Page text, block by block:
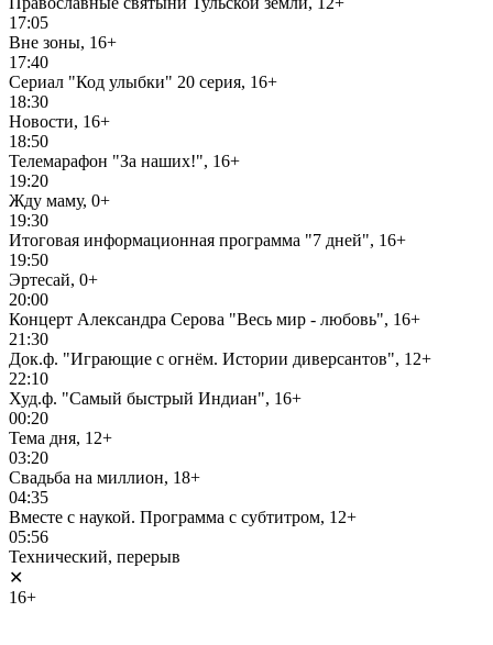
17:05
Вне зоны, 16+
17:40
Сериал "Код улыбки" 20 серия, 16+
18:30
Новости, 16+
18:50
Телемарафон "За наших!", 16+
19:20
Жду маму, 0+
19:30
Итоговая информационная программа "7 дней", 16+
19:50
Эртесай, 0+
20:00
Концерт Александра Серова "Весь мир - любовь", 16+
21:30
Док.ф. "Играющие с огнём. Истории диверсантов", 12+
22:10
Худ.ф. "Самый быстрый Индиан", 16+
00:20
Тема дня, 12+
03:20
Свадьба на миллион, 18+
04:35
Вместе с наукой. Программа с субтитром, 12+
05:56
Технический, перерыв
✕
16+